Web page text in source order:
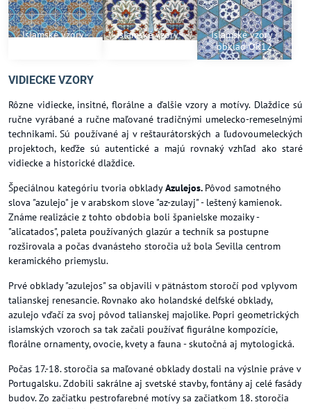
Islamské vzory -
Islamské vzory -
Islamské vzory -
obklad OR12
VIDIECKE VZORY
Rôzne vidiecke, insitné, florálne a ďalšie vzory a motívy. Dlaždice sú
ručne vyrábané a ručne maľované tradičnými umelecko-remeselnými
technikami. Sú používané aj v reštaurátorských a ľudovoumeleckých
projektoch, keďže sú autentické a majú rovnaký vzhľad ako staré
vidiecke a historické dlaždice.
Špeciálnou kategóriu tvoria obkladyAzulejos. Pôvod samotného
slova "azulejo" je v arabskom slove "az-zulayj" - leštený kamienok.
Známe realizácie z tohto obdobia boli španielske mozaiky -
"alicatados", paleta používaných glazúr a techník sa postupne
rozširovala a počas dvanásteho storočia už bola Sevilla centrom
keramického priemyslu.
Prvé obklady "azulejos" sa objavili v pätnástom storočí pod vplyvom
talianskej renesancie. Rovnako ako holandské delfské obklady,
azulejo vďačí za svoj pôvod talianskej majolike. Popri geometrických
islamských vzoroch sa tak začali používať figurálne kompozície,
florálne ornamenty, ovocie, kvety a fauna - skutočná aj mytologická.
Počas 17.-18. storočia sa maľované obklady dostali na výslnie práve v
Portugalsku. Zdobili sakrálne aj svetské stavby, fontány aj celé fasády
budov. Zo začiatku pestrofarebné motívy sa začiatkom 18. storočia